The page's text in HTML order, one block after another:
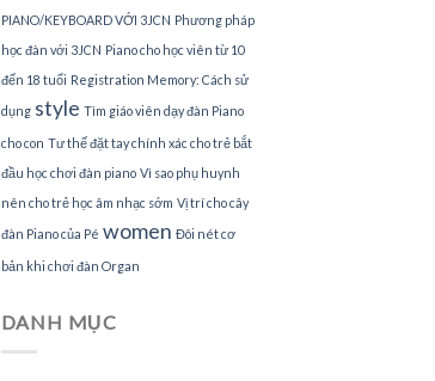
PIANO/KEYBOARD VỚI 3JCN Phương pháp
học đàn với 3JCN Piano cho học viên từ 10
đến 18 tuổi Registration Memory: Cách sử
dụng style Tìm giáo viên dạy đàn Piano
cho con Tư thế đặt tay chính xác cho trẻ bắt
đầu học chơi đàn piano Vì sao phụ huynh
nên cho trẻ học âm nhạc sớm Vị trí cho cây
đàn Piano của Pé women Đôi nét cơ
bản khi chơi đàn Organ
DANH MỤC